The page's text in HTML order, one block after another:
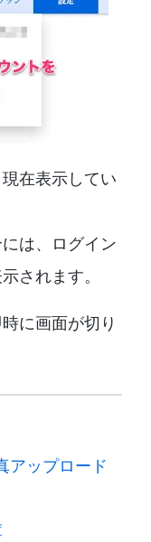
在表示してい
は、ログイン
されます。
に画面が切り
アップロード